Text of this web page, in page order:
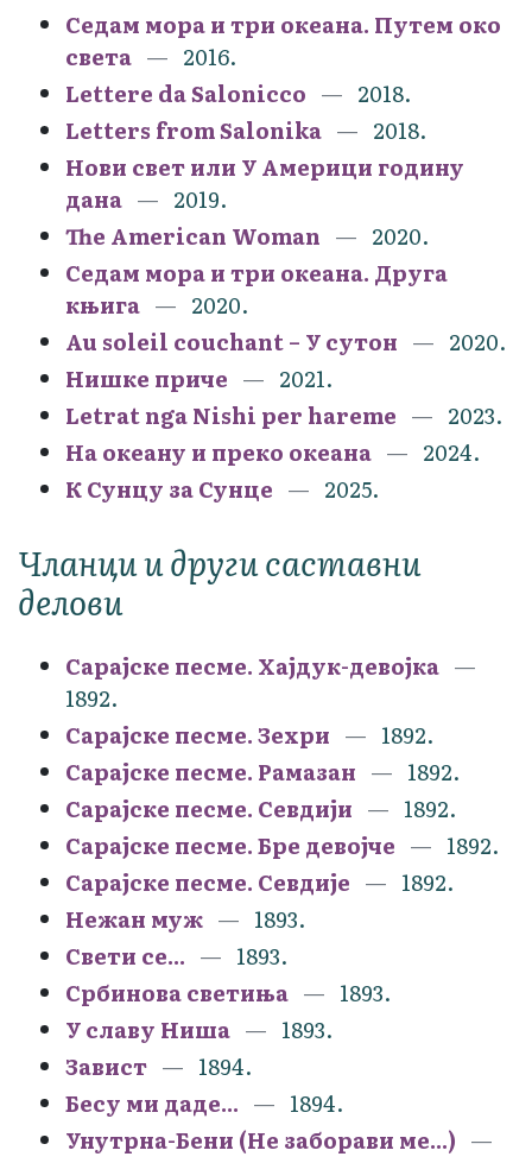
Седам мора и три океана. Путем око
света
2016.
Lettere da Salonicco
2018.
Letters from Salonika
2018.
Нови свет или У Америци годину
дана
2019.
The American Woman
2020.
Седам мора и три океана. Друга
књига
2020.
Au soleil couchant – У сутон
2020.
Нишке приче
2021.
Letrat nga Nishi per hareme
2023.
На океану и преко океана
2024.
К Сунцу за Сунце
2025.
Чланци и други саставни
делови
Сарајске песме. Хајдук-девојка
1892.
Сарајске песме. Зехри
1892.
Сарајске песме. Рамазан
1892.
Сарајске песме. Севдији
1892.
Сарајске песме. Бре девојче
1892.
Сарајске песме. Севдије
1892.
Нежан муж
1893.
Свети се...
1893.
Србинова светиња
1893.
У славу Ниша
1893.
Завист
1894.
Бесу ми даде...
1894.
Унутрна-Бени (Не заборави ме...)